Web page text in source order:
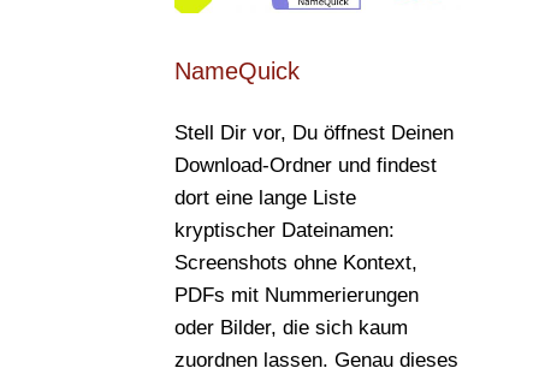
NameQuick
Stell Dir vor, Du öffnest Deinen
Download-Ordner und findest
dort eine lange Liste
kryptischer Dateinamen:
Screenshots ohne Kontext,
PDFs mit Nummerierungen
oder Bilder, die sich kaum
zuordnen lassen. Genau dieses